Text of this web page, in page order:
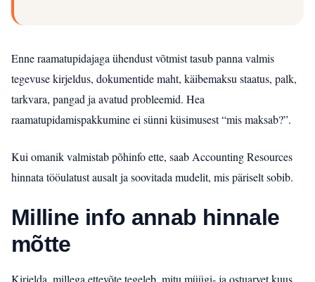
Enne raamatupidajaga ühendust võtmist tasub panna valmis
tegevuse kirjeldus, dokumentide maht, käibemaksu staatus, palk,
tarkvara, pangad ja avatud probleemid. Hea
raamatupidamispakkumine ei sünni küsimusest “mis maksab?”.
Kui omanik valmistab põhinfo ette, saab Accounting Resources
hinnata tööulatust ausalt ja soovitada mudelit, mis päriselt sobib.
Milline info annab hinnale
mõtte
Kirjelda, millega ettevõte tegeleb, mitu müügi- ja ostuarvet kuus